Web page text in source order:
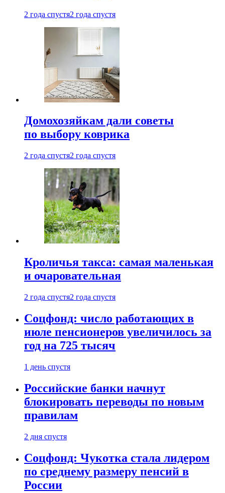
2 года спустя2 года спустя
Домохозяйкам дали советы
по выбору коврика
2 года спустя2 года спустя
Кроличья такса: самая маленькая
и очаровательная
2 года спустя2 года спустя
Соцфонд: число работающих в
июле пенсионеров увеличилось за
год на 725 тысяч
1 день спустя
Российские банки начнут
блокировать переводы по новым
правилам
2 дня спустя
Соцфонд: Чукотка стала лидером
по среднему размеру пенсий в
России